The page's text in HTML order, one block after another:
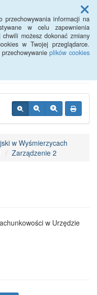
przechowywania informacji na
w celu zapewnienia
możesz dokonać zmiany
w Twojej przeglądarce.
przechowywanieplików cookies
Menu
w Wyśmierzycach
Zarządzenie 2
w Urzędzie